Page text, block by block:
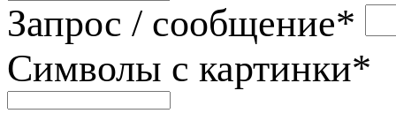
Запрос / сообщение*
Символы с картинки*